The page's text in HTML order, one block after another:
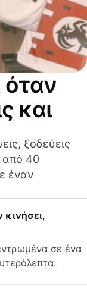
όταν
και
ξοδεύεις
από 40
έναν
κινήσει,
σε ένα